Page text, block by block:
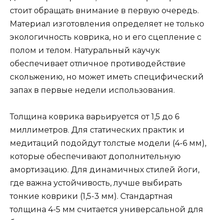
стоит обращать внимание в первую очередь.
Материал изготовления определяет не только
экологичность коврика, но и его сцепление с
полом и телом. Натуральный каучук
обеспечивает отличное противодействие
скольжению, но может иметь специфический
запах в первые недели использования.
Толщина коврика варьируется от 1,5 до 6
миллиметров. Для статических практик и
медитаций подойдут толстые модели (4-6 мм),
которые обеспечивают дополнительную
амортизацию. Для динамичных стилей йоги,
где важна устойчивость, лучше выбирать
тонкие коврики (1,5-3 мм). Стандартная
толщина 4-5 мм считается универсальной для